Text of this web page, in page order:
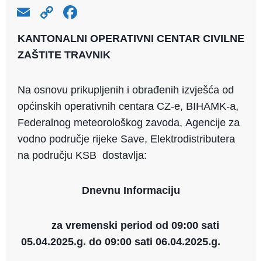
E
m
ai
C
o
p
Li
n
k
a
c
b
o
o
k
KANTONALNI OPERATIVNI CENTAR CIVILNE
ZAŠTITE TRAVNIK
Na osnovu prikupljenih i obrađenih izvješća od
općinskih operativnih centara CZ-e, BIHAMK-a,
Federalnog meteorološkog zavoda, Agencije za
vodno područje rijeke Save, Elektrodistributera
na području KSB dostavlja:
Dnevnu Informaciju
za vremenski period od 09:00 sati
05.04.2025.g. do 09:00 sati 06.04.2025.g.